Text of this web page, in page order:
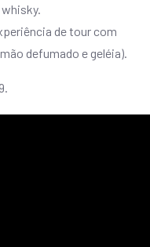
de tour com
defumado e geléia).